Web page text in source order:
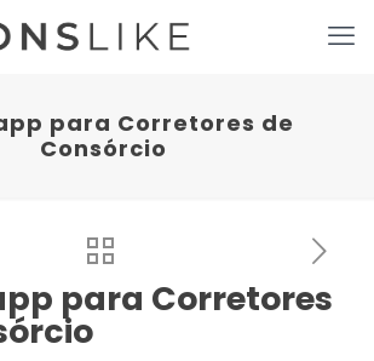
para Corretores de
Consórcio
para Corretores